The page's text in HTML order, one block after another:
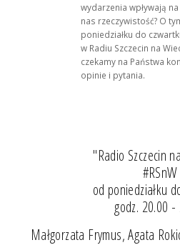
wydarzenia wpływają
nas rzeczywistość? O
poniedziałku do
w Radiu Szczecin na
czekamy na Państwa
opinie i pytania.
"Radio Szczecin
#RSnW
od poniedziałku
godz. 20.00 -
Małgorzata Frymus, Agata